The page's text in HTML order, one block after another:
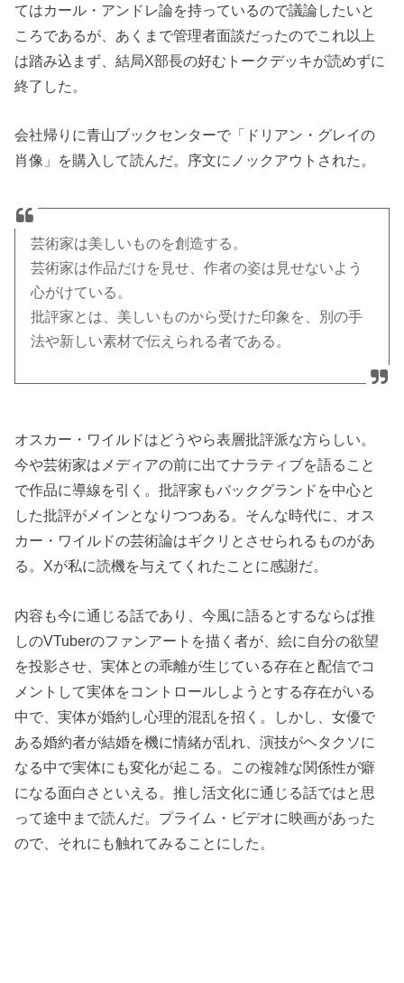
てはカール・アンドレ論を持っているので議論したいと
ころであるが、あくまで管理者面談だったのでこれ以上
は踏み込まず、結局X部長の好むトークデッキが読めずに
終了した。
会社帰りに青山ブックセンターで「ドリアン・グレイの
肖像」を購入して読んだ。序文にノックアウトされた。
芸術家は美しいものを創造する。
芸術家は作品だけを見せ、作者の姿は見せないよう
心がけている。
批評家とは、美しいものから受けた印象を、別の手
法や新しい素材で伝えられる者である。
オスカー・ワイルドはどうやら表層批評派な方らしい。
今や芸術家はメディアの前に出てナラティブを語ること
で作品に導線を引く。批評家もバックグランドを中心と
した批評がメインとなりつつある。そんな時代に、オス
カー・ワイルドの芸術論はギクリとさせられるものがあ
る。Xが私に読機を与えてくれたことに感謝だ。
内容も今に通じる話であり、今風に語るとするならば推
しのVTuberのファンアートを描く者が、絵に自分の欲望
を投影させ、実体との乖離が生じている存在と配信でコ
メントして実体をコントロールしようとする存在がいる
中で、実体が婚約し心理的混乱を招く。しかし、女優で
ある婚約者が結婚を機に情緒が乱れ、演技がヘタクソに
なる中で実体にも変化が起こる。この複雑な関係性が癖
になる面白さといえる。推し活文化に通じる話ではと思
って途中まで読んだ。プライム・ビデオに映画があった
ので、それにも触れてみることにした。